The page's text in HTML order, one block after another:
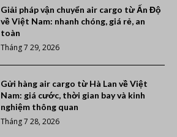
Giải pháp vận chuyển air cargo từ Ấn Độ
về Việt Nam: nhanh chóng, giá rẻ, an
toàn
Tháng 7 29, 2026
Gửi hàng air cargo từ Hà Lan về Việt
Nam: giá cước, thời gian bay và kinh
nghiệm thông quan
Tháng 7 28, 2026